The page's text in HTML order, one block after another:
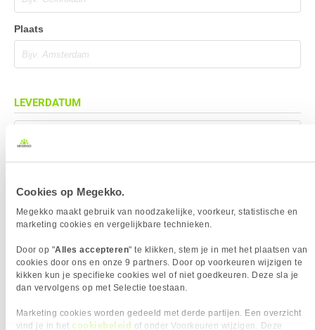
Cookies op Megekko.
Megekko maakt gebruik van noodzakelijke, voorkeur, statistische en
marketing cookies en vergelijkbare technieken.
Door op "Alles accepteren" te klikken, stem je in met het plaatsen van
cookies door ons en onze 9 partners. Door op voorkeuren wijzigen te
kikken kun je specifieke cookies wel of niet goedkeuren. Deze sla je
dan vervolgens op met Selectie toestaan.
Marketing cookies worden gedeeld met derde partijen. Een overzicht
vind je in het cookiebeleid of onder Voorkeuren wijzigen. Deze
Plaats
LEVERDATUM
Mag eerder geleverd worden (indien mogelijk)
BEZORGADRES
Bezorging op alternatief adres
Afhalen op PostNL afhaalpunt